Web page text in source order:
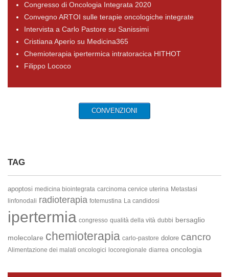
Congresso di Oncologia Integrata 2020
Convegno ARTOI sulle terapie oncologiche integrate
Intervista a Carlo Pastore su Sanissimi
Cristiana Aperio su Medicina365
Chemioterapia ipertermica intratoracica HITHOT
Filippo Lococo
CONVENZIONI
TAG
apoptosi medicina biointegrata carcinoma cervice uterina Metastasi
linfonodali radioterapia fotemustina La candidosi
ipertermia congresso qualità della vità dubbi bersaglio
molecolare chemioterapia carlo-pastore dolore cancro
Alimentazione dei malati oncologici locoregionale diarrea oncologia